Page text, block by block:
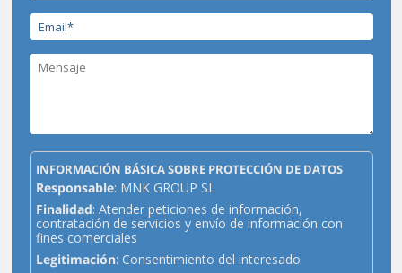
INFORMACIÓN BÁSICA SOBRE PROTECCIÓN DE DATOS
Responsable: MNK GROUP SL
Finalidad: Atender peticiones de información,
contratación de servicios y envío de información con
fines comerciales
Legitimación: Consentimiento del interesado